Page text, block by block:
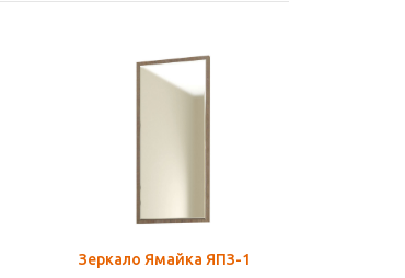
Зеркало Ямайка ЯПЗ-1